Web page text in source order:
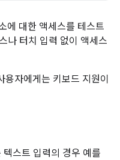
에 대한 액세스를 테스트
나 터치 입력 없이 액세스
자에게는 키보드 지원이
텍스트 입력의 경우 예를